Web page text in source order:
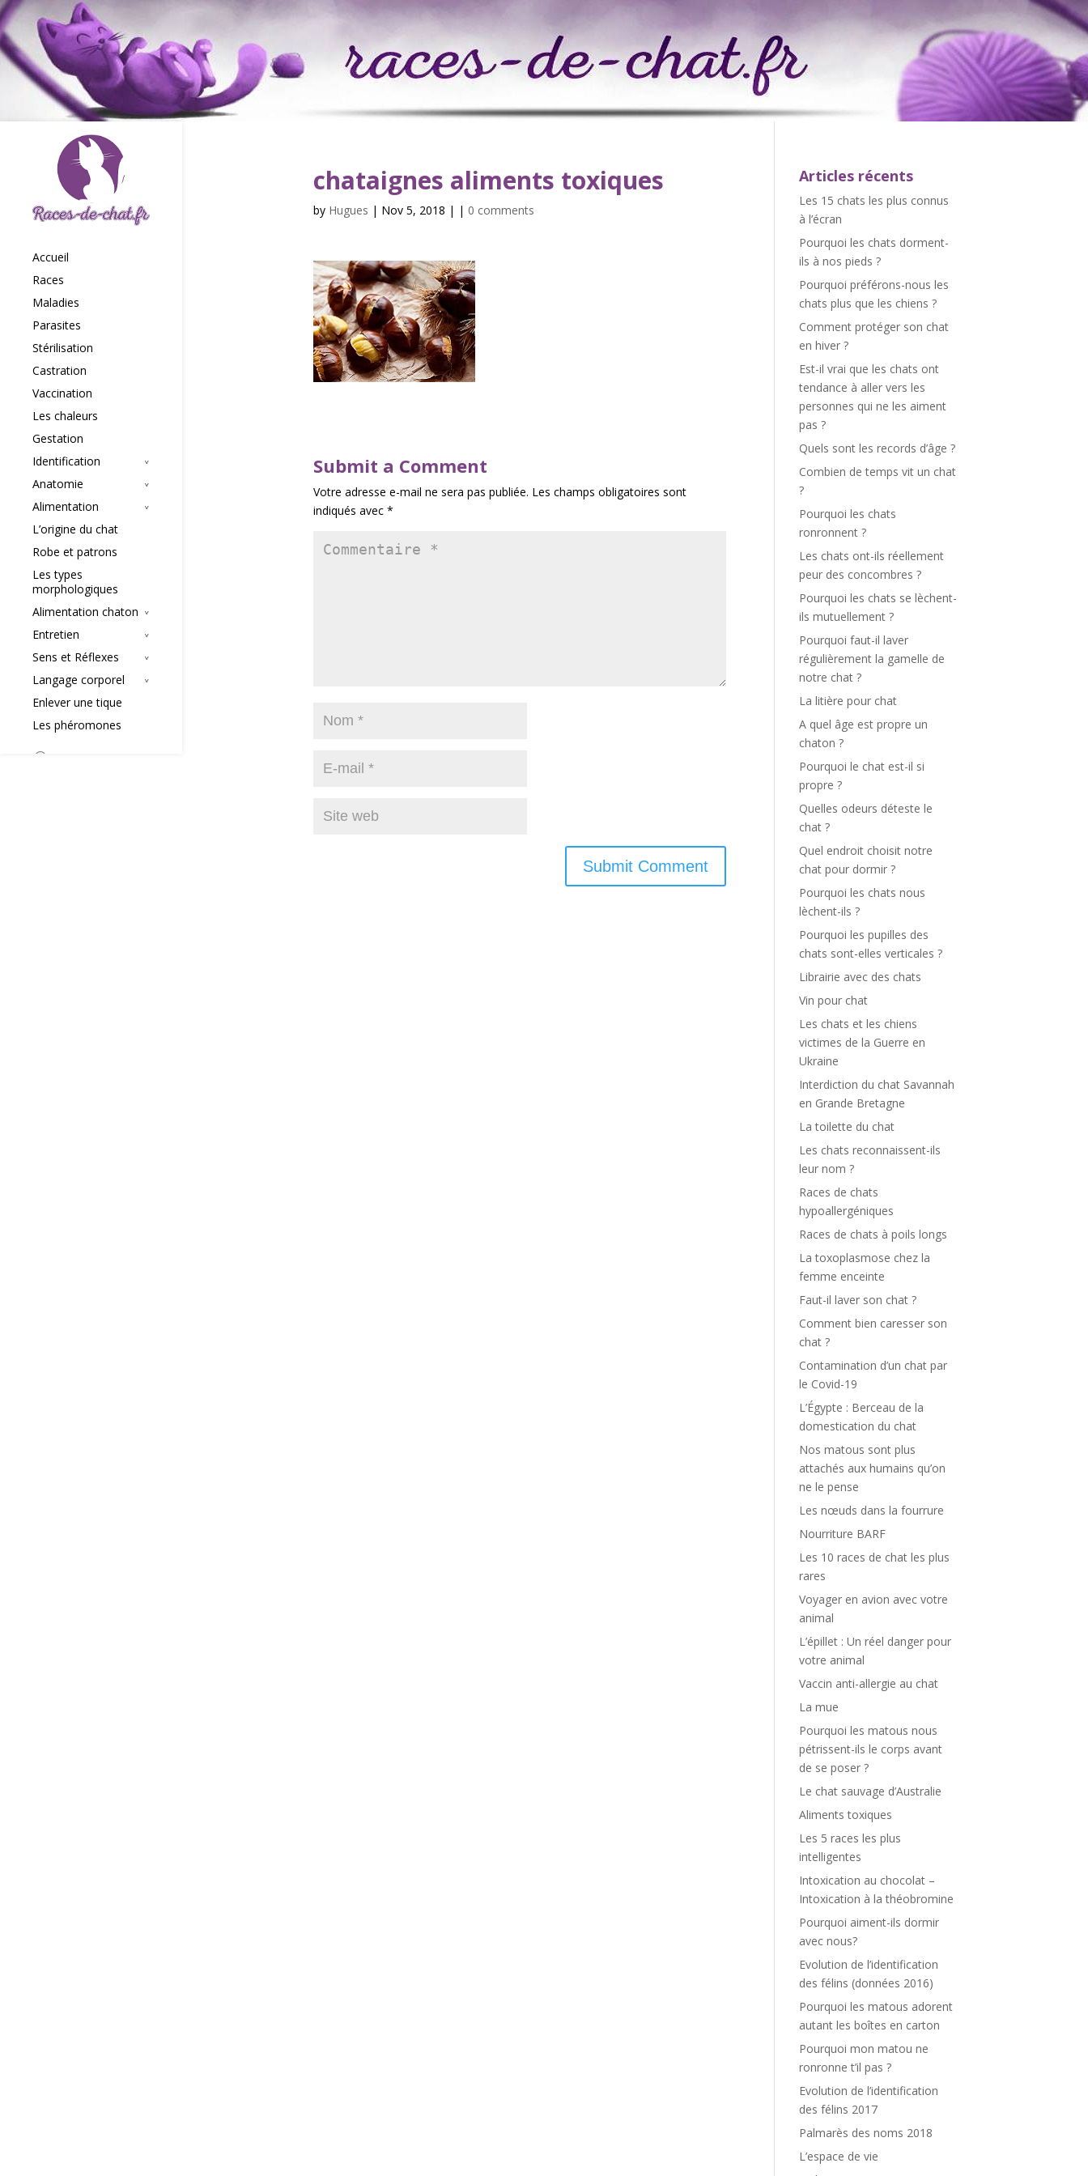
Accueil
Races
Maladies
Parasites
Stérilisation
Castration
Vaccination
Les chaleurs
Gestation
Identification
Anatomie
Alimentation
L’origine du chat
Robe et patrons
Les types
morphologiques
Alimentation chaton
Entretien
Sens et Réflexes
Langage corporel
Enlever une tique
Les phéromones
chataignes aliments toxiques
by Hugues | Nov 5, 2018 | | 0 comments
Submit a Comment
Votre adresse e-mail ne sera pas publiée. Les champs obligatoires sont
indiqués avec *
Articles récents
Les 15 chats les plus connus
à l’écran
Pourquoi les chats dorment-
ils à nos pieds ?
Pourquoi préférons-nous les
chats plus que les chiens ?
Comment protéger son chat
en hiver ?
Est-il vrai que les chats ont
tendance à aller vers les
personnes qui ne les aiment
pas ?
Quels sont les records d’âge ?
Combien de temps vit un chat
?
Pourquoi les chats
ronronnent ?
Les chats ont-ils réellement
peur des concombres ?
Pourquoi les chats se lèchent-
ils mutuellement ?
Pourquoi faut-il laver
régulièrement la gamelle de
notre chat ?
La litière pour chat
A quel âge est propre un
chaton ?
Pourquoi le chat est-il si
propre ?
Quelles odeurs déteste le
chat ?
Quel endroit choisit notre
chat pour dormir ?
Pourquoi les chats nous
lèchent-ils ?
Pourquoi les pupilles des
chats sont-elles verticales ?
Librairie avec des chats
Vin pour chat
Les chats et les chiens
victimes de la Guerre en
Ukraine
Interdiction du chat Savannah
en Grande Bretagne
La toilette du chat
Les chats reconnaissent-ils
leur nom ?
Races de chats
hypoallergéniques
Races de chats à poils longs
La toxoplasmose chez la
femme enceinte
Faut-il laver son chat ?
Comment bien caresser son
chat ?
Contamination d’un chat par
le Covid-19
L’Égypte : Berceau de la
domestication du chat
Nos matous sont plus
attachés aux humains qu’on
ne le pense
Les nœuds dans la fourrure
Nourriture BARF
Les 10 races de chat les plus
rares
Voyager en avion avec votre
animal
L’épillet : Un réel danger pour
votre animal
Vaccin anti-allergie au chat
La mue
Pourquoi les matous nous
pétrissent-ils le corps avant
de se poser ?
Le chat sauvage d’Australie
Aliments toxiques
Les 5 races les plus
intelligentes
Intoxication au chocolat –
Intoxication à la théobromine
Pourquoi aiment-ils dormir
avec nous?
Evolution de l’identification
des félins (données 2016)
Pourquoi les matous adorent
autant les boîtes en carton
Pourquoi mon matou ne
ronronne t’il pas ?
Evolution de l’identification
des félins 2017
Palmarès des noms 2018
L’espace de vie